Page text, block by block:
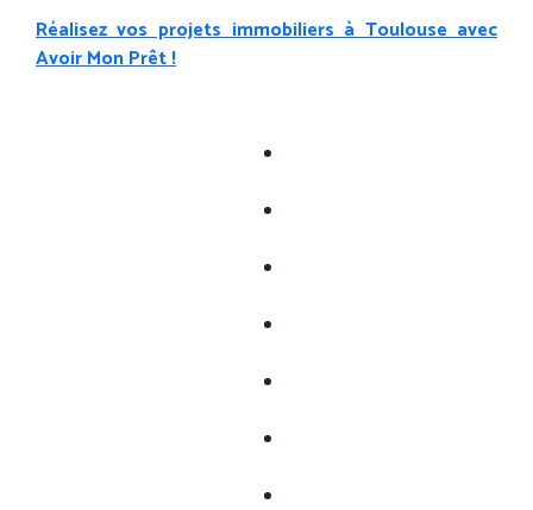
Réalisez vos projets immobiliers à Toulouse avec
Avoir Mon Prêt !